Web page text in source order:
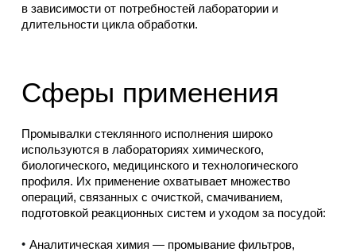
в зависимости от потребностей лаборатории и
длительности цикла обработки.
Сферы применения
Промывалки стеклянного исполнения широко
используются в лабораториях химического,
биологического, медицинского и технологического
профиля. Их применение охватывает множество
операций, связанных с очисткой, смачиванием,
подготовкой реакционных систем и уходом за посудой:
Аналитическая химия — промывание фильтров,